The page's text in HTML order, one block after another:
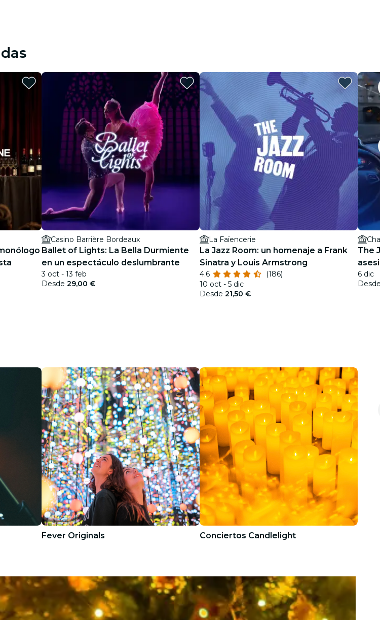
Casino Barrière Bordeaux
Ballet of Lights: La Bella Durmiente
en un espectáculo deslumbrante
3 oct - 13 feb
Desde 29,00 €
La Faïencerie
La Jazz Room: un homenaje a Frank
Sinatra y Louis Armstrong
4.6
(186)
10 oct - 5 dic
Desde 21,50 €
The
6 dic
Fever Originals Conciertos Candlelight